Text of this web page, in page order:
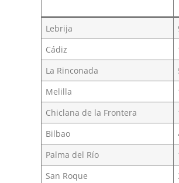
Lebrija
Cádiz
La Rinconada
Melilla
Chiclana de la Frontera
Bilbao
Palma del Río
San Roque